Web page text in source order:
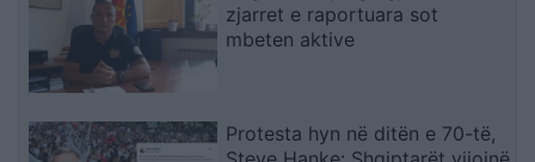
zjarret e raportuara sot
mbeten aktive
Protesta hyn në ditën e 70-të,